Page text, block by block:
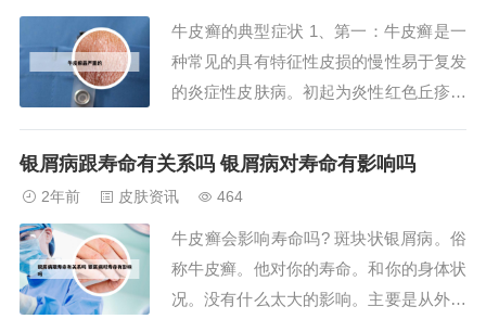
糙，失去光泽。如：皮肤黏膜症，症状状
表现为：全身...
牛皮癣的典型症状 1、第一：牛皮癣是一
种常见的具有特征性皮损的慢性易于复发
的炎症性皮肤病。初起为炎性红色丘疹，
成为棕红色斑块，边界清楚，周围有炎性
一层淡红色发亮的半透明薄膜，称薄膜现
象。2、你取...
银屑病跟寿命有关系吗 银屑病对寿命有影响吗
2年前 皮肤资讯 464
牛皮癣会影响寿命吗? 斑块状银屑病。俗
称牛皮癣。他对你的寿命。和你的身体状
况。没有什么太大的影响。主要是从外观